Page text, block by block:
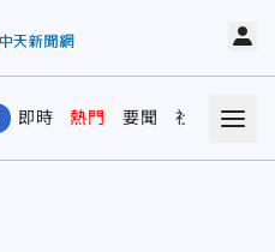
即時 熱門 要聞 社會 娛樂